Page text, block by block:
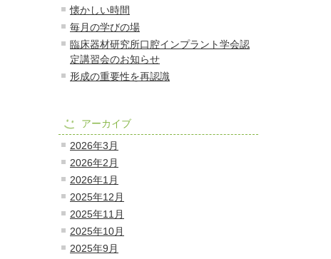
懐かしい時間
毎月の学びの場
臨床器材研究所口腔インプラント学会認
定講習会のお知らせ
形成の重要性を再認識
アーカイブ
2026年3月
2026年2月
2026年1月
2025年12月
2025年11月
2025年10月
2025年9月